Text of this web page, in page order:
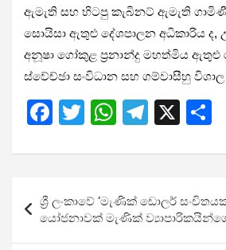
ඇමැති සහ හිටපු කැබි­නට් ඇමැති
සොයිසා ඇතුළු දේශ­පා­ලන අධි­කා­රිය ද,
අනූෂා ගෝකුළ ප්‍රනාන්දු මහ­ත්මිය ඇතුළු
ස්වේච්ඡා සංවි­ධාන සහ ගම්වා­සීහු
F
ce
o
o
T
tt
er
W
at
s
A
p
T
e
gr
a
m
X
navigation
ශ්‍රී ලංකාවේ ‘මැණික් ඩොලර්
යෝජනාවක් මැණික්